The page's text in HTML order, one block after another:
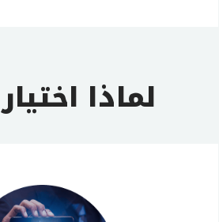
لماذا اختيار IHD؟